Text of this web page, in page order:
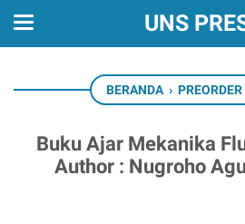
UNS
BERANDA › PREORDER
Buku Ajar Mekanika
Author : Nugroho